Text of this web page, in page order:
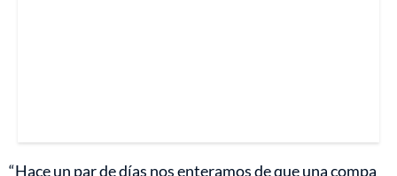
“Hace un par de días nos enteramos de que una compa